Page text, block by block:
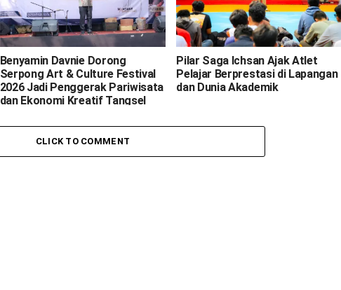
Benyamin Davnie Dorong
Serpong Art & Culture Festival
2026 Jadi Penggerak Pariwisata
dan Ekonomi Kreatif Tangsel
Pilar Saga Ichsan Ajak Atlet
Pelajar Berprestasi di Lapangan
dan Dunia Akademik
CLICK TO COMMENT